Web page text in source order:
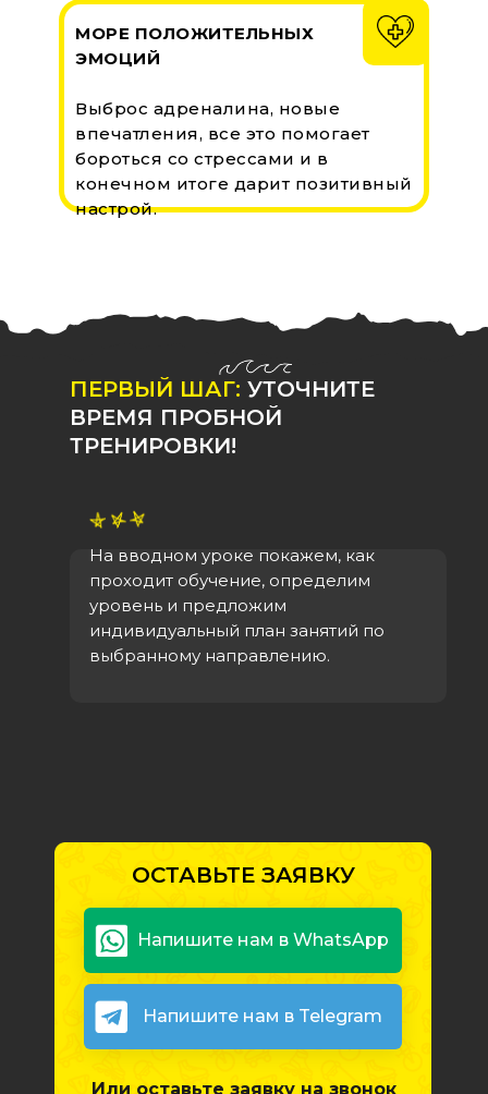
МОРЕ ПОЛОЖИТЕЛЬНЫХ
ЭМОЦИЙ
Выброс адреналина, новые
впечатления, все это помогает
бороться со стрессами и в
конечном итоге дарит позитивный
настрой.
ПЕРВЫЙ ШАГ: УТОЧНИТЕ
ВРЕМЯ ПРОБНОЙ
ТРЕНИРОВКИ!
ОСТАВЬТЕ ЗАЯВКУ
Или оставьте заявку на звонок
На вводном уроке покажем, как
проходит обучение, определим
уровень и предложим
индивидуальный план занятий по
выбранному направлению.
Напишите нам в WhatsApp
Напишите нам в Telegram